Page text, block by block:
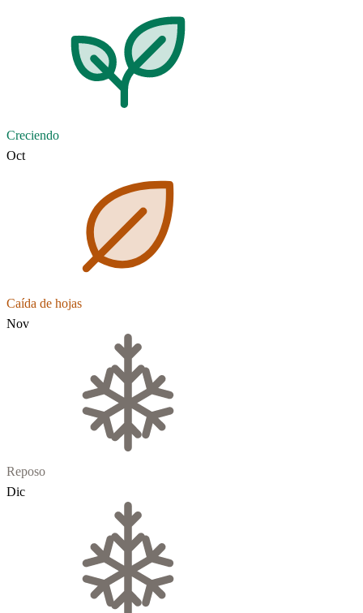
Creciendo
Oct
Caída de hojas
Nov
Reposo
Dic